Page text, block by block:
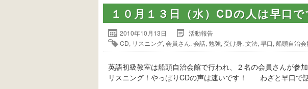
１０月１３日（水）CDの人は早口で
2010年10月13日
活動報告
CD, リスニング, 会員さん, 会話, 勉強, 受け身, 文法, 早口, 船頭自治会
英語初級教室は船頭自治会館で行われ、２名の会員さんが参
リスニング！やっぱりCDの声は速いです！ わざと早口で